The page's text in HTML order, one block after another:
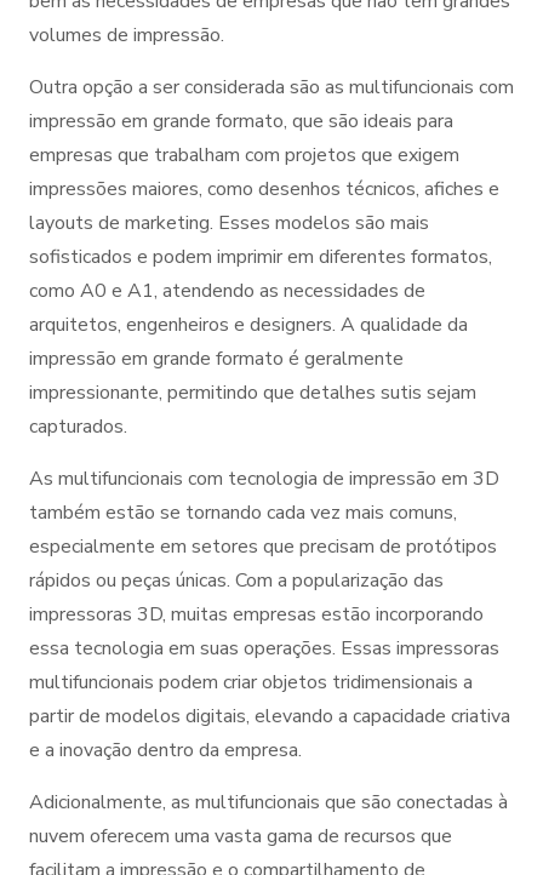
volumes de impressão.
Outra opção a ser considerada são as multifuncionais com
impressão em grande formato, que são ideais para
empresas que trabalham com projetos que exigem
impressões maiores, como desenhos técnicos, afiches e
layouts de marketing. Esses modelos são mais
sofisticados e podem imprimir em diferentes formatos,
como A0 e A1, atendendo as necessidades de
arquitetos, engenheiros e designers. A qualidade da
impressão em grande formato é geralmente
impressionante, permitindo que detalhes sutis sejam
capturados.
As multifuncionais com tecnologia de impressão em 3D
também estão se tornando cada vez mais comuns,
especialmente em setores que precisam de protótipos
rápidos ou peças únicas. Com a popularização das
impressoras 3D, muitas empresas estão incorporando
essa tecnologia em suas operações. Essas impressoras
multifuncionais podem criar objetos tridimensionais a
partir de modelos digitais, elevando a capacidade criativa
e a inovação dentro da empresa.
Adicionalmente, as multifuncionais que são conectadas à
nuvem oferecem uma vasta gama de recursos que